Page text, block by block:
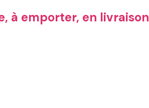
à emporter, en livraison